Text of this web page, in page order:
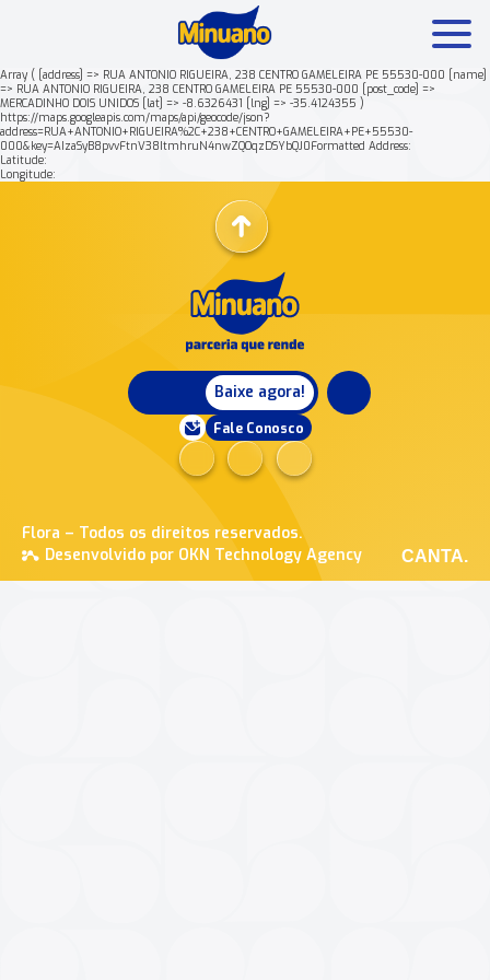
Array ( [address] => RUA ANTONIO RIGUEIRA, 238 CENTRO GAMELEIRA PE 55530-000 [name]
=> RUA ANTONIO RIGUEIRA, 238 CENTRO GAMELEIRA PE 55530-000 [post_code] =>
MERCADINHO DOIS UNIDOS [lat] => -8.6326431 [lng] => -35.4124355 )
https://maps.googleapis.com/maps/api/geocode/json?
address=RUA+ANTONIO+RIGUEIRA%2C+238+CENTRO+GAMELEIRA+PE+55530-
000&key=AIzaSyB8pvvFtnV38ItmhruN4nwZQOqzDSYbQJ0Formatted Address:
Latitude:
Longitude:
Baixe agora!
Fale Conosco
Flora – Todos os direitos reservados.
Desenvolvido por OKN Technology Agency
CANTA.
Mais buscados: Produtos Minuano Rende +
Nossa história